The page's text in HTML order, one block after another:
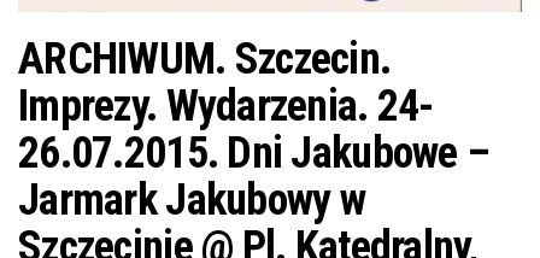
ARCHIWUM. Szczecin.
Imprezy. Wydarzenia. 24-
26.07.2015. Dni Jakubowe –
Jarmark Jakubowy w
Szczecinie @ Pl. Katedralny,